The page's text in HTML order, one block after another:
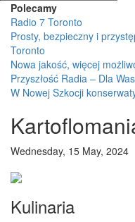
Polecamy
Radio 7 Toronto
Prosty, bezpieczny i
Toronto
Nowa jakość, więcej
Przyszłość Radia – Dla
W Nowej Szkocji
Wednesday, 15 May, 2024
Kulinaria